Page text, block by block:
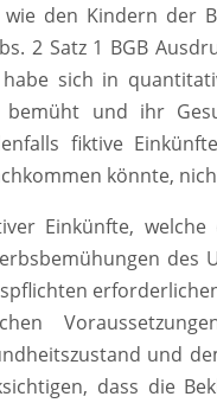
den Kindern der
2 Satz 1 BGB
sich in
bemüht und ihr
fiktive
könnte,
Einkünfte,
des
und
dass die